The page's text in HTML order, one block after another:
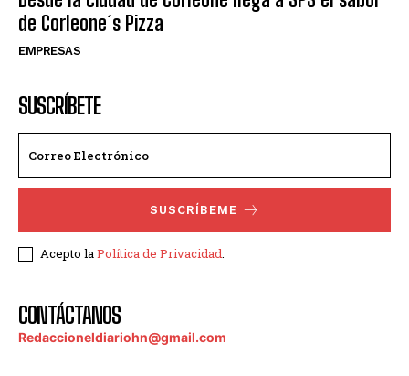
de Corleone´s Pizza
EMPRESAS
SUSCRÍBETE
SUSCRÍBEME
Acepto laPolítica de Privacidad.
CONTÁCTANOS
Redaccioneldiariohn@gmail.com